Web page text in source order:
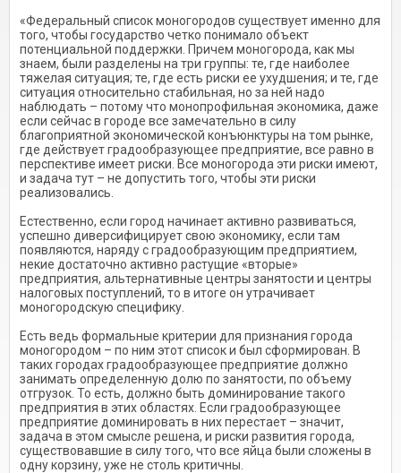
«Федеральный список моногородов существует именно для
того, чтобы государство четко понимало объект
потенциальной поддержки. Причем моногорода, как мы
знаем, были разделены на три группы: те, где наиболее
тяжелая ситуация; те, где есть риски ее ухудшения; и те, где
ситуация относительно стабильная, но за ней надо
наблюдать – потому что монопрофильная экономика, даже
если сейчас в городе все замечательно в силу
благоприятной экономической конъюнктуры на том рынке,
где действует градообразующее предприятие, все равно в
перспективе имеет риски. Все моногорода эти риски имеют,
и задача тут – не допустить того, чтобы эти риски
реализовались.
Естественно, если город начинает активно развиваться,
успешно диверсифицирует свою экономику, если там
появляются, наряду с градообразующим предприятием,
некие достаточно активно растущие «вторые»
предприятия, альтернативные центры занятости и центры
налоговых поступлений, то в итоге он утрачивает
моногородскую специфику.
Есть ведь формальные критерии для признания города
моногородом – по ним этот список и был сформирован. В
таких городах градообразующее предприятие должно
занимать определенную долю по занятости, по объему
отгрузок. То есть, должно быть доминирование такого
предприятия в этих областях. Если градообразующее
предприятие доминировать в них перестает – значит,
задача в этом смысле решена, и риски развития города,
существовавшие в силу того, что все яйца были сложены в
одну корзину, уже не столь критичны.